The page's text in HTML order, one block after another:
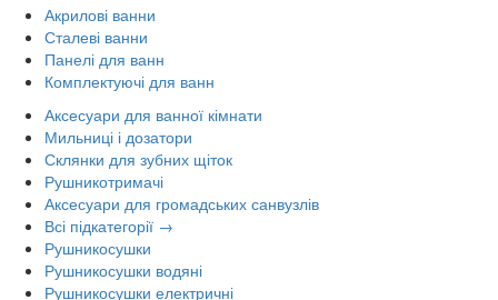
Акрилові ванни
Сталеві ванни
Панелі для ванн
Комплектуючі для ванн
Аксесуари для ванної кімнати
Мильниці і дозатори
Склянки для зубних щіток
Рушникотримачі
Аксесуари для громадських санвузлів
Всі підкатегорії →
Рушникосушки
Рушникосушки водяні
Рушникосушки електричні